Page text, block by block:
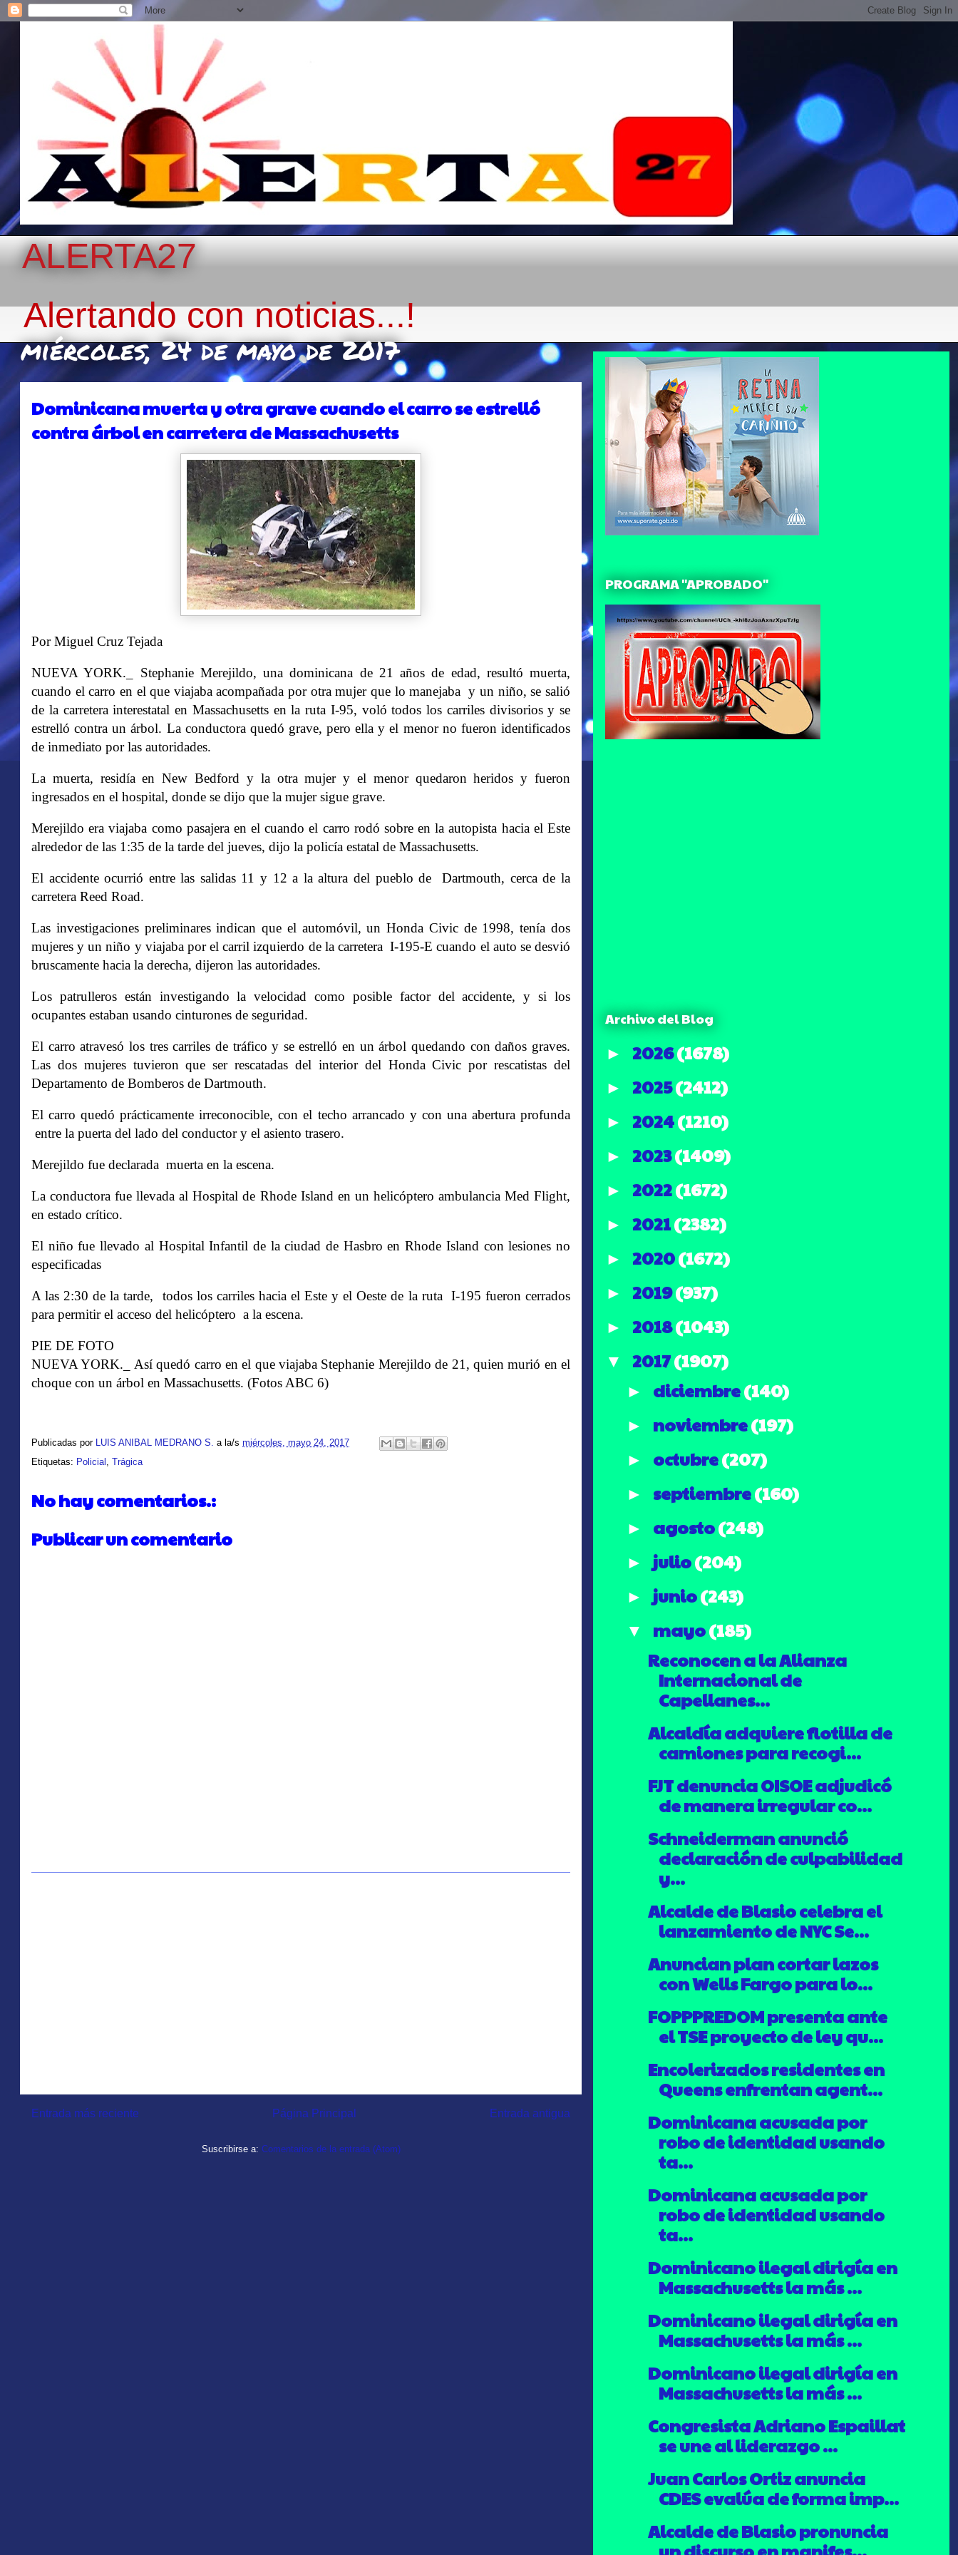
ALERTA27
Alertando con noticias...!
miércoles, 24 de mayo de 2017
Dominicana muerta y otra grave cuando el carro se estrelló
contra árbol en carretera de Massachusetts
Por Miguel Cruz Tejada
NUEVA YORK._ Stephanie Merejildo, una dominicana de 21 años de edad, resultó muerta,
cuando el carro en el que viajaba acompañada por otra mujer que lo manejaba y un niño, se salió
de la carretera interestatal en Massachusetts en la ruta I-95, voló todos los carriles divisorios y se
estrelló contra un árbol. La conductora quedó grave, pero ella y el menor no fueron identificados
de inmediato por las autoridades.
La muerta, residía en New Bedford y la otra mujer y el menor quedaron heridos y fueron
ingresados en el hospital, donde se dijo que la mujer sigue grave.
Merejildo era viajaba como pasajera en el cuando el carro rodó sobre en la autopista hacia el Este
alrededor de las 1:35 de la tarde del jueves, dijo la policía estatal de Massachusetts.
El accidente ocurrió entre las salidas 11 y 12 a la altura del pueblo de Dartmouth, cerca de la
carretera Reed Road.
Las investigaciones preliminares indican que el automóvil, un Honda Civic de 1998, tenía dos
mujeres y un niño y viajaba por el carril izquierdo de la carretera I-195-E cuando el auto se desvió
bruscamente hacia la derecha, dijeron las autoridades.
Los patrulleros están investigando la velocidad como posible factor del accidente, y si los
ocupantes estaban usando cinturones de seguridad.
El carro atravesó los tres carriles de tráfico y se estrelló en un árbol quedando con daños graves.
Las dos mujeres tuvieron que ser rescatadas del interior del Honda Civic por rescatistas del
Departamento de Bomberos de Dartmouth.
El carro quedó prácticamente irreconocible, con el techo arrancado y con una abertura profunda
entre la puerta del lado del conductor y el asiento trasero.
Merejildo fue declarada muerta en la escena.
La conductora fue llevada al Hospital de Rhode Island en un helicóptero ambulancia Med Flight,
en estado crítico.
El niño fue llevado al Hospital Infantil de la ciudad de Hasbro en Rhode Island con lesiones no
especificadas
A las 2:30 de la tarde, todos los carriles hacia el Este y el Oeste de la ruta I-195 fueron cerrados
para permitir el acceso del helicóptero a la escena.
PIE DE FOTO
NUEVA YORK._ Así quedó carro en el que viajaba Stephanie Merejildo de 21, quien murió en el
choque con un árbol en Massachusetts. (Fotos ABC 6)
Publicadas por LUIS ANIBAL MEDRANO S. a la/s miércoles, mayo 24, 2017
Etiquetas: Policial , Trágica
No hay comentarios.:
Publicar un comentario
Entrada más reciente Entrada antigua
Página Principal
Suscribirse a: Comentarios de la entrada (Atom)
PROGRAMA "APROBADO"
Archivo del Blog
► 2026(1678)
► 2025(2412)
► 2024(1210)
► 2023(1409)
► 2022(1672)
► 2021(2382)
► 2020(1672)
► 2019(937)
► 2018(1043)
▼ 2017(1907)
► diciembre(140)
► noviembre(197)
► octubre(207)
► septiembre(160)
► agosto(248)
► julio(204)
► junio(243)
▼ mayo(185)
Reconocen a la Alianza
Internacional de
Capellanes...
Alcaldía adquiere flotilla de
camiones para recogi...
FJT denuncia OISOE adjudicó
de manera irregular co...
Schneiderman anunció
declaración de culpabilidad
y...
Alcalde de Blasio celebra el
lanzamiento de NYC Se...
Anuncian plan cortar lazos
con Wells Fargo para lo...
FOPPPREDOM presenta ante
el TSE proyecto de ley qu...
Encolerizados residentes en
Queens enfrentan agent...
Dominicana acusada por
robo de identidad usando
ta...
Dominicana acusada por
robo de identidad usando
ta...
Dominicano ilegal dirigía en
Massachusetts la más ...
Dominicano ilegal dirigía en
Massachusetts la más ...
Dominicano ilegal dirigía en
Massachusetts la más ...
Congresista Adriano Espaillat
se une al liderazgo ...
Juan Carlos Ortiz anuncia
CDES evalúa de forma imp...
Alcalde de Blasio pronuncia